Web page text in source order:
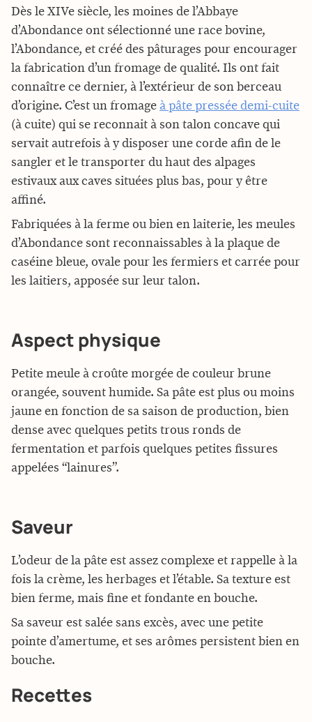
Dès le XIVe siècle, les moines de l’Abbaye
d’Abondance ont sélectionné une race bovine,
l’Abondance, et créé des pâturages pour encourager
la fabrication d’un fromage de qualité. Ils ont fait
connaître ce dernier, à l’extérieur de son berceau
d’origine. C’est un fromage à pâte pressée demi-cuite
(à cuite) qui se reconnait à son talon concave qui
servait autrefois à y disposer une corde afin de le
sangler et le transporter du haut des alpages
estivaux aux caves situées plus bas, pour y être
affiné.
Fabriquées à la ferme ou bien en laiterie, les meules
d’Abondance sont reconnaissables à la plaque de
caséine bleue, ovale pour les fermiers et carrée pour
les laitiers, apposée sur leur talon.
Aspect physique
Petite meule à croûte morgée de couleur brune
orangée, souvent humide. Sa pâte est plus ou moins
jaune en fonction de sa saison de production, bien
dense avec quelques petits trous ronds de
fermentation et parfois quelques petites fissures
appelées “lainures”.
Saveur
L’odeur de la pâte est assez complexe et rappelle à la
fois la crème, les herbages et l’étable. Sa texture est
bien ferme, mais fine et fondante en bouche.
Sa saveur est salée sans excès, avec une petite
pointe d’amertume, et ses arômes persistent bien en
bouche.
Recettes